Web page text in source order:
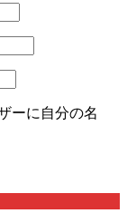
ーに自分の名